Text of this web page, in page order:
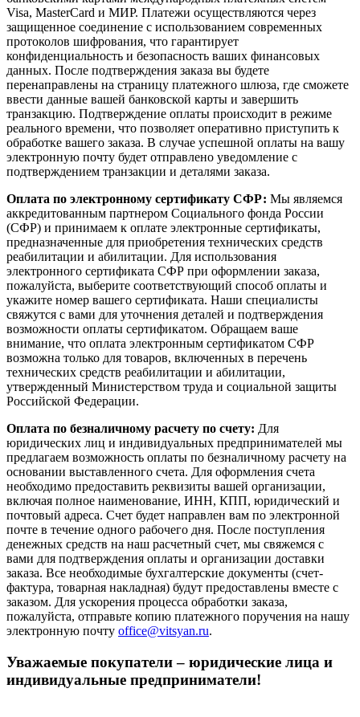
Visa, MasterCard и МИР. Платежи осуществляются через
защищенное соединение с использованием современных
протоколов шифрования, что гарантирует
конфиденциальность и безопасность ваших финансовых
данных. После подтверждения заказа вы будете
перенаправлены на страницу платежного шлюза, где сможете
ввести данные вашей банковской карты и завершить
транзакцию. Подтверждение оплаты происходит в режиме
реального времени, что позволяет оперативно приступить к
обработке вашего заказа. В случае успешной оплаты на вашу
электронную почту будет отправлено уведомление с
подтверждением транзакции и деталями заказа.
Оплата по электронному сертификату СФР: Мы являемся
аккредитованным партнером Социального фонда России
(СФР) и принимаем к оплате электронные сертификаты,
предназначенные для приобретения технических средств
реабилитации и абилитации. Для использования
электронного сертификата СФР при оформлении заказа,
пожалуйста, выберите соответствующий способ оплаты и
укажите номер вашего сертификата. Наши специалисты
свяжутся с вами для уточнения деталей и подтверждения
возможности оплаты сертификатом. Обращаем ваше
внимание, что оплата электронным сертификатом СФР
возможна только для товаров, включенных в перечень
технических средств реабилитации и абилитации,
утвержденный Министерством труда и социальной защиты
Российской Федерации.
Оплата по безналичному расчету по счету: Для
юридических лиц и индивидуальных предпринимателей мы
предлагаем возможность оплаты по безналичному расчету на
основании выставленного счета. Для оформления счета
необходимо предоставить реквизиты вашей организации,
включая полное наименование, ИНН, КПП, юридический и
почтовый адреса. Счет будет направлен вам по электронной
почте в течение одного рабочего дня. После поступления
денежных средств на наш расчетный счет, мы свяжемся с
вами для подтверждения оплаты и организации доставки
заказа. Все необходимые бухгалтерские документы (счет-
фактура, товарная накладная) будут предоставлены вместе с
заказом. Для ускорения процесса обработки заказа,
пожалуйста, отправьте копию платежного поручения на нашу
электронную почту office@vitsyan.ru.
Уважаемые покупатели – юридические лица и
индивидуальные предприниматели!